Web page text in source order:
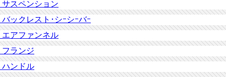
サスペンション
バックレスト･シｰシｰバｰ
エアファンネル
フランジ
ハンドル